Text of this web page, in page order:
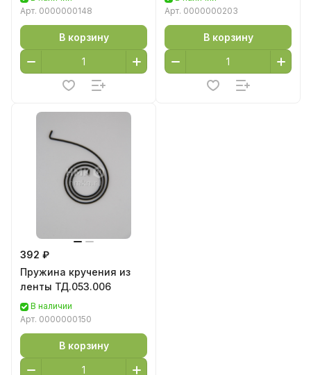
Арт. 0000000148
В корзину
Арт. 0000000203
В корзину
392 ₽
Пружина кручения из
ленты ТД.053.006
В наличии
Арт. 0000000150
В корзину